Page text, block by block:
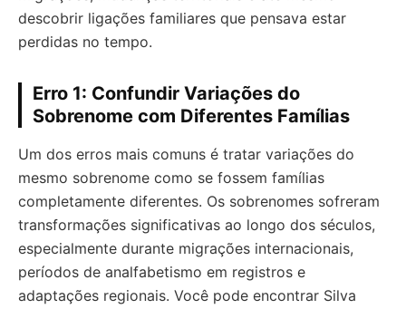
descobrir ligações familiares que pensava estar
perdidas no tempo.
Erro 1: Confundir Variações do
Sobrenome com Diferentes Famílias
Um dos erros mais comuns é tratar variações do
mesmo sobrenome como se fossem famílias
completamente diferentes. Os sobrenomes sofreram
transformações significativas ao longo dos séculos,
especialmente durante migrações internacionais,
períodos de analfabetismo em registros e
adaptações regionais. Você pode encontrar Silva